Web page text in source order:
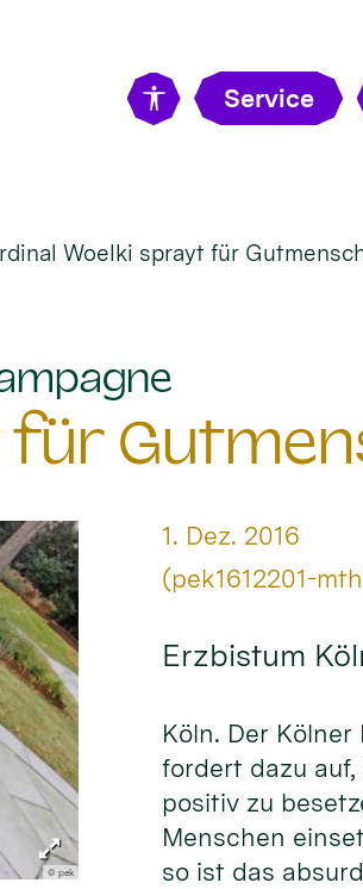
Service
Woelki sprayt für
für
© pek
Datum:
1. Dez. 2016
Von:
(pek1612201-
Erzbistum
Köln. Der
fordert dazu
positiv zu
Menschen
so ist das